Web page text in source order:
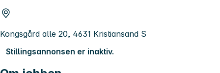
Kongsgård alle 20, 4631 Kristiansand S
Stillingsannonsen er inaktiv.